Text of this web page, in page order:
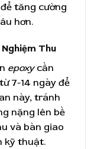
tăng cường
hơn.
Thu
epoxycần
7-14 ngày để
này, tránh
nặng lên bề
và bàn giao
kỹ thuật.